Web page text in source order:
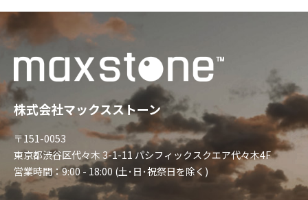
株式会社マックスストーン
〒151-0053
東京都渋谷区代々木 3-1-11 パシフィックスクエア代々木4F
営業時間：9:00 - 18:00 (土･日･祝祭日を除く)